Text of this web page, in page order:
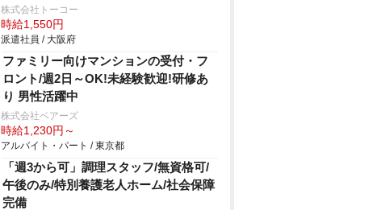
株式会社トーコー
時給1,550円
派遣社員 / 大阪府
ファミリー向けマンションの受付・フ
ロント/週2日～OK!未経験歓迎!研修あ
り 男性活躍中
株式会社ベアーズ
時給1,230円～
アルバイト・パート / 東京都
「週3から可」調理スタッフ/無資格可/
午後のみ/特別養護老人ホーム/社会保障
完備